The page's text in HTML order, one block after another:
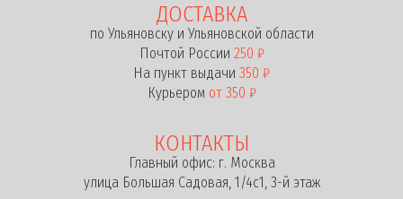
ДОСТАВКА
по Ульяновску и Ульяновской области
Почтой России 250 ₽
На пункт выдачи 350 ₽
Курьером от 350 ₽
КОНТАКТЫ
Главный офис: г. Москва
улица Большая Садовая, 1/4с1, 3-й этаж